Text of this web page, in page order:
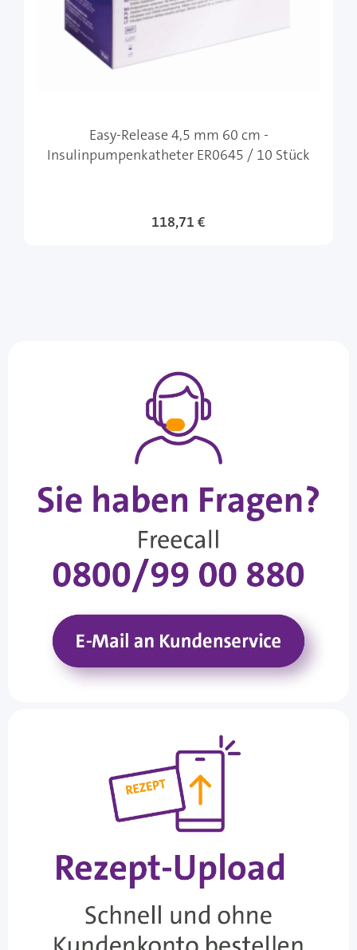
Easy-Release 4,5 mm 60 cm -
Insulinpumpenkatheter ER0645 / 10 Stück
118,71 €